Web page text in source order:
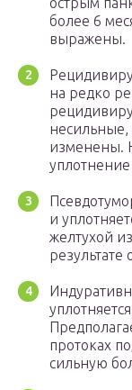
более 6
выражены.
на редко
изменены.
и
желтухой
результате
протоках
сильную